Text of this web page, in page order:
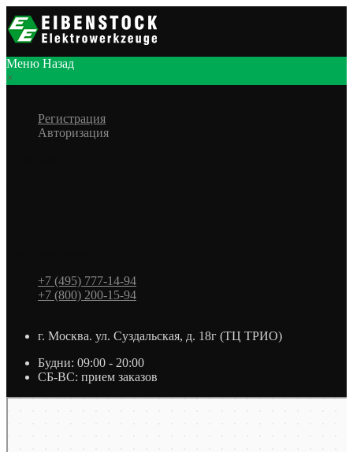
Меню Назад
×
Регистрация
Авторизация
+7 (495) 777-14-94
+7 (800) 200-15-94
г. Москва. ул. Суздальская, д. 18г (ТЦ ТРИО)
Будни: 09:00 - 20:00
СБ-ВС: прием заказов